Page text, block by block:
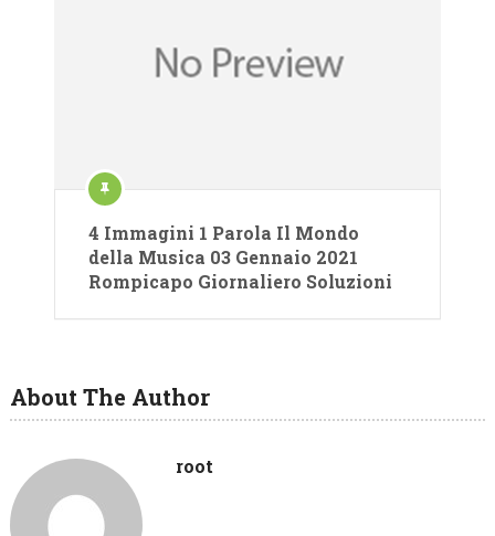
4 Immagini 1 Parola Il Mondo
della Musica 03 Gennaio 2021
Rompicapo Giornaliero Soluzioni
About The Author
root